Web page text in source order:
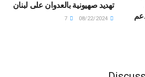
تهديد صهيونية بالعدوان على لبنان